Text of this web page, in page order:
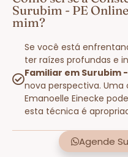
Surubim - PE
mim?
Se você está
ter raízes profundas e
Familiar em Surubim -
nova perspectiva.
Emanoelle Einecke
esta técnica é
Agende